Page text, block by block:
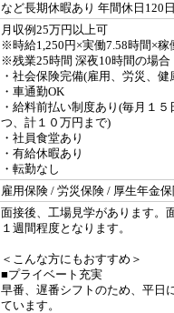
など長期休暇あり 年間休日120
月収例25万円以上可
※時給1,250円×実働7.58時間×稼
※残業25時間 深夜10時間の場合
・社会保険完備(雇用、労災、健
・車通勤OK
・給料前払い制度あり(毎月１
つ、計１０万円まで)
・社員食堂あり
・有給休暇あり
・転勤なし
雇用保険 / 労災保険 / 厚生年金
面接後、工場見学があります。
１週間程度となります。
＜こんな方にもおすすめ＞
■プライベート充実
早番、遅番シフトのため、平日
ています。